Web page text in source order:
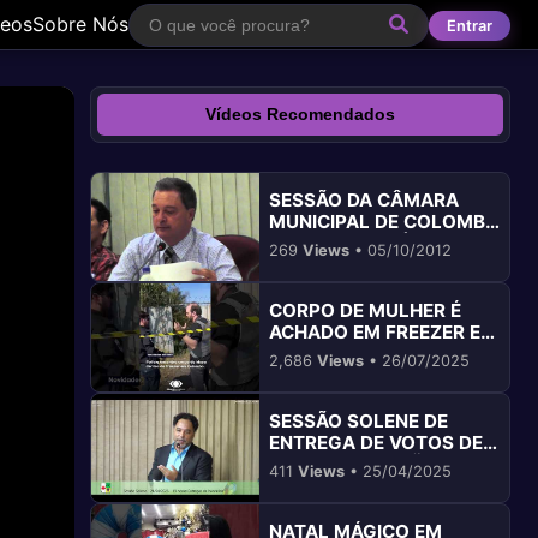
Sobre Nós Entrar
Vídeos Recomendados
SESSÃO DA CÂMARA
MUNICIPAL DE COLOMBO
PR 25/09 - ANÁLISE
269 Views• 05/10/2012
CORPO DE MULHER É
ACHADO EM FREEZER EM
COLOMBO PR
2,686 Views• 26/07/2025
SESSÃO SOLENE DE
ENTREGA DE VOTOS DE
CONGRATULAÇÃO EM
411 Views• 25/04/2025
NATAL MÁGICO EM